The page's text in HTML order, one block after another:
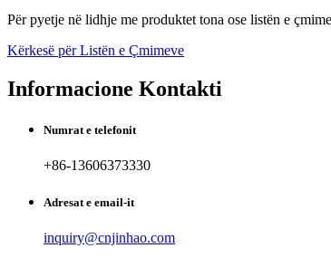
Për pyetje në lidhje me produktet tona ose listën e
Kërkesë për Listën e Çmimeve
Informacione Kontakti
Numrat e telefonit
+86-13606373330
Adresat e email-it
inquiry@cnjinhao.com